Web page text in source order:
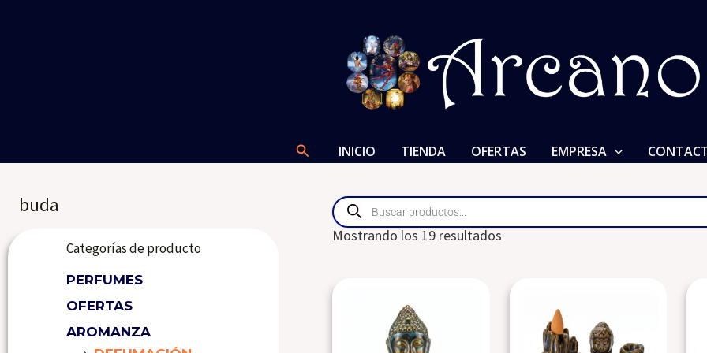
Buscar INICIO TIENDA OFERTAS EMPRESA
buda
Categorías de producto
PERFUMES
OFERTAS
AROMANZA
Products
search
Mostrando los 19 resultados
Cabeza
Buda
Humo